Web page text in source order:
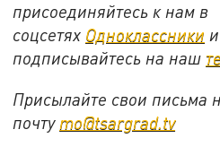
присоединяйтесь к нам в
соцсетях Одноклассники и
подписывайтесь на наш
Присылайте свои письма
почту mo@tsargrad.tv